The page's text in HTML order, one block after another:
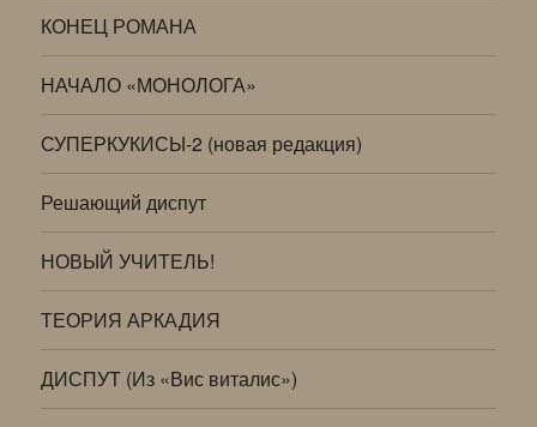
КОНЕЦ РОМАНА
НАЧАЛО «МОНОЛОГА»
СУПЕРКУКИСЫ-2 (новая редакция)
Решающий диспут
НОВЫЙ УЧИТЕЛЬ!
ТЕОРИЯ АРКАДИЯ
ДИСПУТ (Из «Вис виталис»)